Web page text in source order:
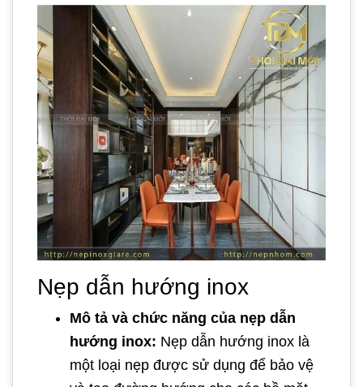
Nẹp dẫn hướng inox
Mô tả và chức năng của nẹp dẫn
hướng inox: Nẹp dẫn hướng inox là
một loại nẹp được sử dụng để bảo vệ